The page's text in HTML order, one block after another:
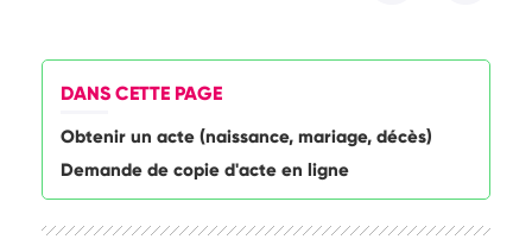
DANS CETTE PAGE
Obtenir un acte (naissance, mariage, décès)
Demande de copie d'acte en ligne